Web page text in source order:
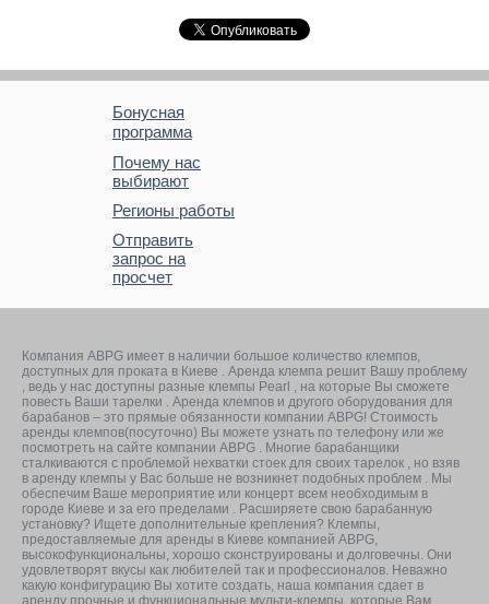
Бонусная
программа
Почему нас
выбирают
Регионы работы
Отправить
запрос на
просчет
Компания ABPG имеет в наличии большое количество клемпов,
доступных для проката в Киеве . Аренда клемпа решит Вашу проблему
, ведь у нас доступны разные клемпы Pearl , на которые Вы сможете
повесть Ваши тарелки . Аренда клемпов и другого оборудования для
барабанов – это прямые обязанности компании ABPG! Стоимость
аренды клемпов(посуточно) Вы можете узнать по телефону или же
посмотреть на сайте компании ABPG . Многие барабанщики
сталкиваются с проблемой нехватки стоек для своих тарелок , но взяв
в аренду клемпы у Вас больше не возникнет подобных проблем . Мы
обеспечим Ваше мероприятие или концерт всем необходимым в
городе Киеве и за его пределами . Расширяете свою барабанную
установку? Ищете дополнительные крепления? Клемпы,
предоставляемые для аренды в Киеве компанией ABPG,
высокофункциональны, хорошо сконструированы и долговечны. Они
удовлетворят вкусы как любителей так и профессионалов. Неважно
какую конфигурацию Вы хотите создать, наша компания сдает в
аренду прочные и функциональные мульти-клемпы, которые Вам